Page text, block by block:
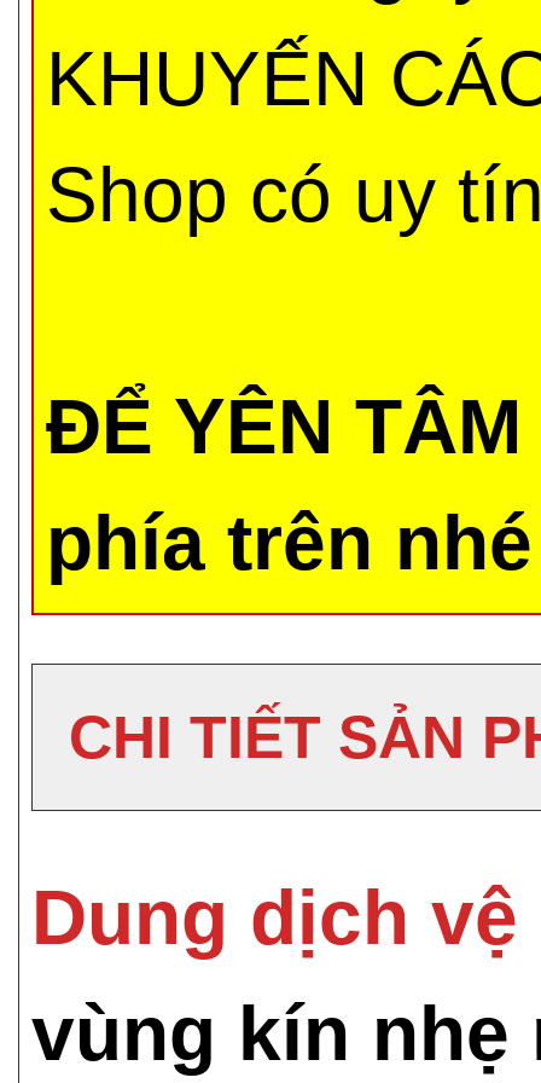
KHUYẾN
Shop có uy
ĐỂ YÊN
phía trên
CHI TIẾT SẢN
Dung dịch
vùng kín nhẹ